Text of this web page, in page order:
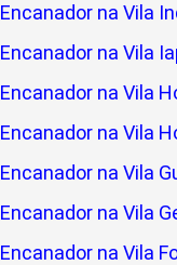
Encanador na Vila
Encanador na Vila
Encanador na Vila
Encanador na Vila
Encanador na Vila
Encanador na Vila
Encanador na Vila